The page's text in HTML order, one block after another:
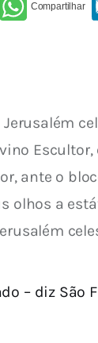
ante o
olhos a
– diz São